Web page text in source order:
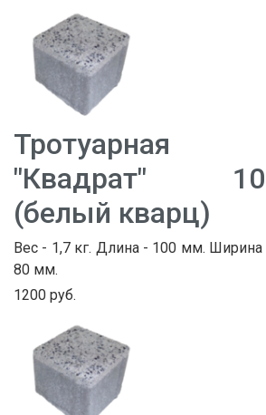
Тротуарная
"Квадрат"
(белый кварц)
Вес - 1,7 кг. Длина - 100 мм.
80 мм.
1200 руб.